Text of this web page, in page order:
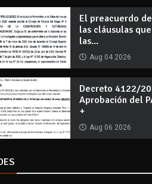
El preacuerdo
las cláusulas
las...
Aug 04 2026
Decreto 4122/
Aprobación del
+
Aug 06 2026